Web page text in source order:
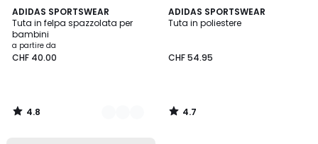
ADIDAS SPORTSWEAR
Tuta in felpa spazzolata per
bambini
a partire da
CHF 40.00
4.8
/ 5
4
Colori
4.8
/
ADIDAS SPORTSWEAR
Tuta in poliestere
CHF 54.95
4.7
/ 5
4.7
/